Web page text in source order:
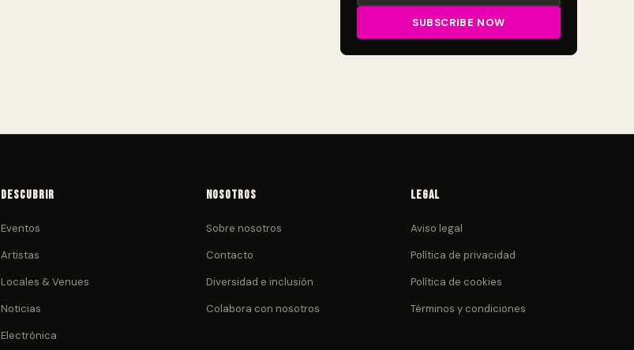
Descubrir
Eventos
Artistas
Locales & Venues
Noticias
Electrónica
Nosotros
Sobre nosotros
Contacto
Diversidad e inclusión
Colabora con nosotros
Legal
Aviso legal
Política de privacidad
Política de cookies
Términos y condiciones